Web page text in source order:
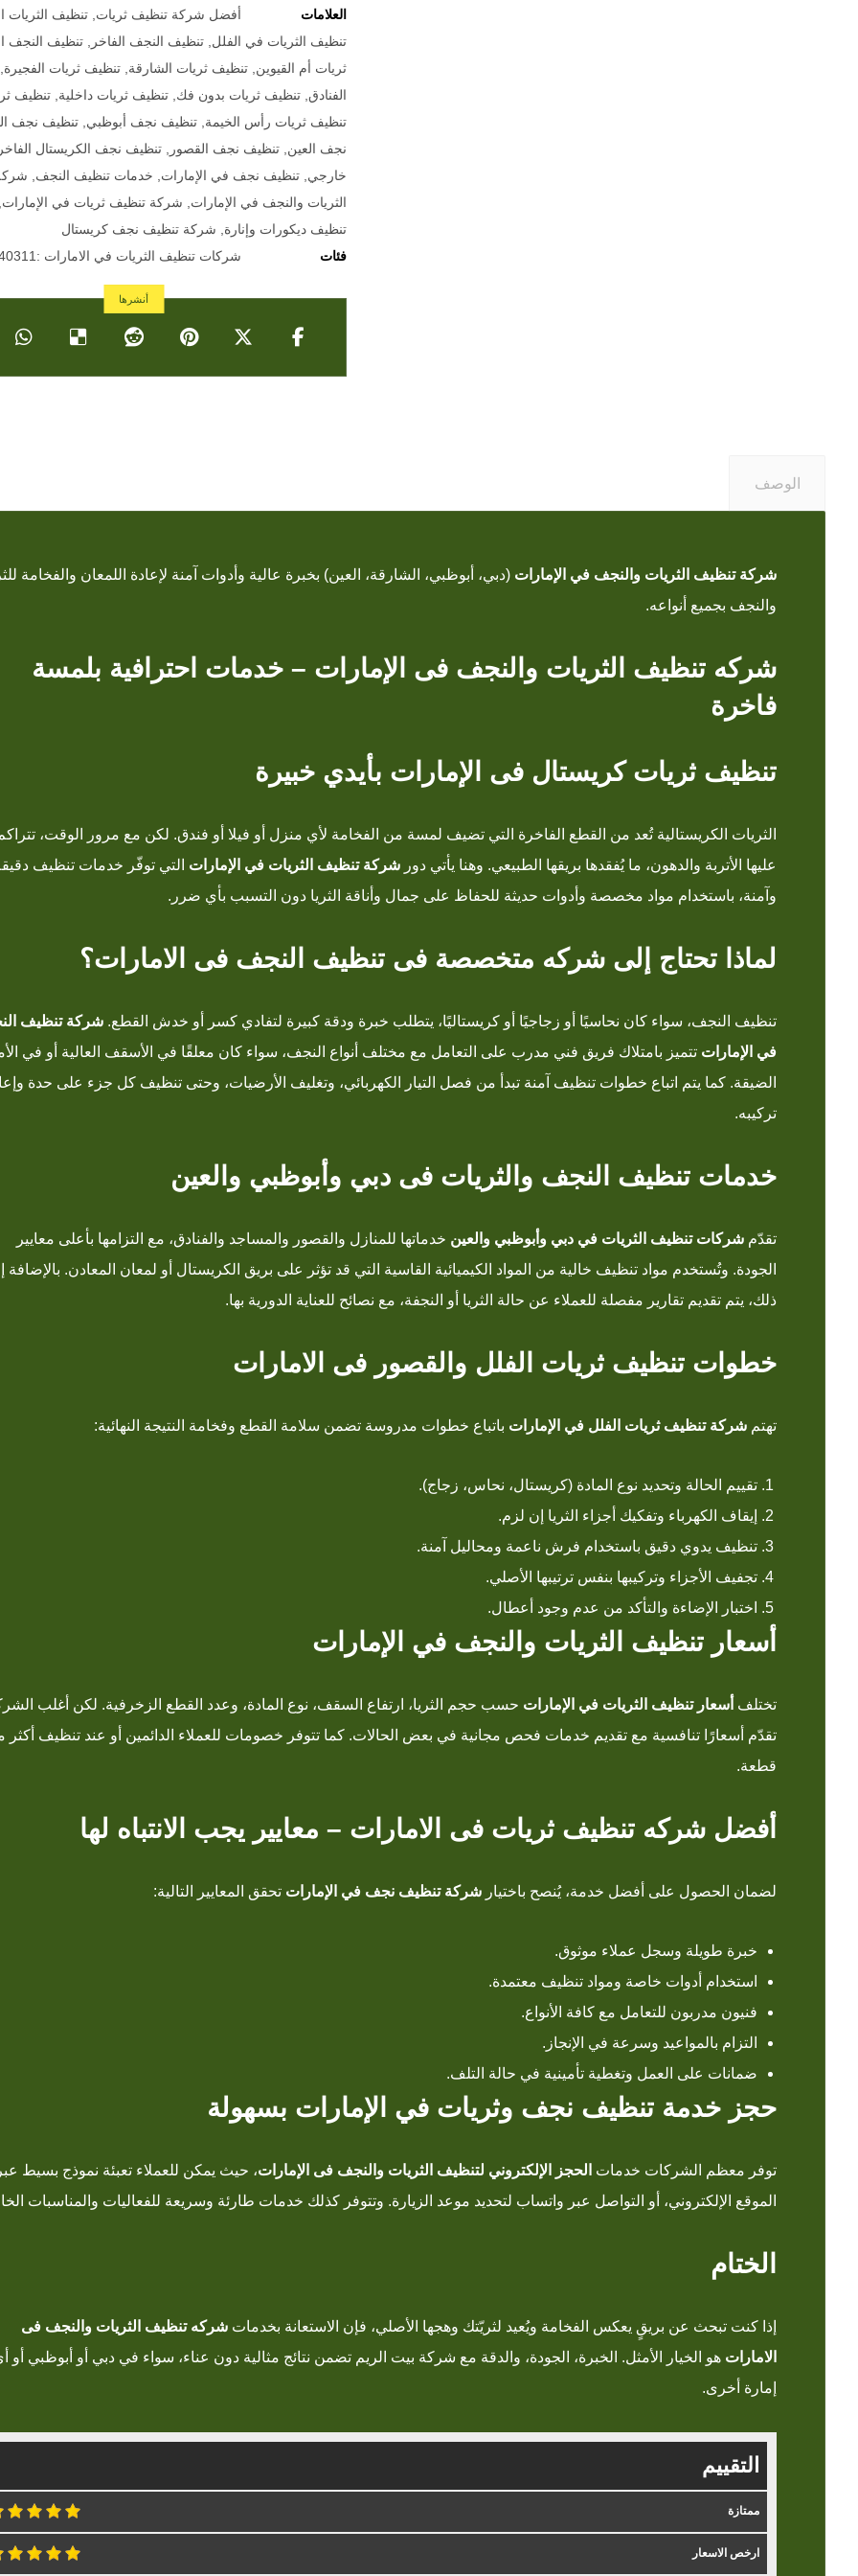
العلامات أفضل شركة تنظيف ثريات ,تنظيف الثريات
تنظيف الثريات في الفلل ,تنظيف النجف الفاخر ,تنظيف النجف
ثريات أم القيوين ,تنظيف ثريات الشارقة ,تنظيف ثريات الفجيرة
الفنادق ,تنظيف ثريات بدون فك ,تنظيف ثريات داخلية ,تنظيف
تنظيف ثريات رأس الخيمة ,تنظيف نجف أبوظبي ,تنظيف نجف
نجف العين ,تنظيف نجف القصور ,تنظيف نجف الكريستال
خارجي ,تنظيف نجف في الإمارات خدمات تنظيف النجف
الثريات والنجف في الإمارات
شركة تنظيف ثريات في الإمارات
تنظيف ديكورات وإنارة
شركة تنظيف نجف كريستال
فئات
شركات تنظيف الثريات في الامارات :0501640311
الوصف
شركة تنظيف الثريات والنجف في الإمارات (دبي، أبوظبي، الشارقة، العين) بخبرة عالية وأدوات آمنة لإعادة اللمعان والفخامة
والنجف بجميع أنواعه.
شركه تنظيف الثريات والنجف فى الإمارات – خدمات احترافية بلمسة
فاخرة
تنظيف ثريات كريستال فى الإمارات بأيدي خبيرة
الثريات الكريستالية تُعد من القطع الفاخرة التي تضيف لمسة من الفخامة لأي منزل أو فيلا أو فندق. لكن مع مرور الوقت،
عليها الأتربة والدهون، ما يُفقدها بريقها الطبيعي. وهنا يأتي دور شركة تنظيف الثريات في الإمارات التي توفّر خدمات تنظيف
وآمنة، باستخدام مواد مخصصة وأدوات حديثة للحفاظ على جمال وأناقة الثريا دون التسبب بأي ضرر.
لماذا تحتاج إلى شركه متخصصة فى تنظيف النجف فى الامارات؟
تنظيف النجف، سواء كان نحاسيًا أو زجاجيًا أو كريستاليًا، يتطلب خبرة ودقة كبيرة لتفادي كسر أو خدش القطع. شركة تنظيف
في الإمارات تتميز بامتلاك فريق فني مدرب على التعامل مع مختلف أنواع النجف، سواء كان معلقًا في الأسقف العالية أو في
الضيقة. كما يتم اتباع خطوات تنظيف آمنة تبدأ من فصل التيار الكهربائي، وتغليف الأرضيات، وحتى تنظيف كل جزء على حدة
تركيبه.
خدمات تنظيف النجف والثريات فى دبي وأبوظبي والعين
تقدّم شركات تنظيف الثريات في دبي وأبوظبي والعين خدماتها للمنازل والقصور والمساجد والفنادق، مع التزامها بأعلى معايير
الجودة. وتُستخدم مواد تنظيف خالية من المواد الكيميائية القاسية التي قد تؤثر على بريق الكريستال أو لمعان المعادن. بالإضافة
ذلك، يتم تقديم تقارير مفصلة للعملاء عن حالة الثريا أو النجفة، مع نصائح للعناية الدورية بها.
خطوات تنظيف ثريات الفلل والقصور فى الامارات
تهتم شركة تنظيف ثريات الفلل في الإمارات باتباع خطوات مدروسة تضمن سلامة القطع وفخامة النتيجة النهائية:
تقييم الحالة وتحديد نوع المادة (كريستال، نحاس، زجاج).
إيقاف الكهرباء وتفكيك أجزاء الثريا إن لزم.
تنظيف يدوي دقيق باستخدام فرش ناعمة ومحاليل آمنة.
تجفيف الأجزاء وتركيبها بنفس ترتيبها الأصلي.
اختبار الإضاءة والتأكد من عدم وجود أعطال.
أسعار تنظيف الثريات والنجف في الإمارات
تختلف أسعار تنظيف الثريات في الإمارات حسب حجم الثريا، ارتفاع السقف، نوع المادة، وعدد القطع الزخرفية. لكن أغلب
تقدّم أسعارًا تنافسية مع تقديم خدمات فحص مجانية في بعض الحالات. كما تتوفر خصومات للعملاء الدائمين أو عند تنظيف أكثر
قطعة.
أفضل شركه تنظيف ثريات فى الامارات – معايير يجب الانتباه لها
لضمان الحصول على أفضل خدمة، يُنصح باختيار شركة تنظيف نجف في الإمارات تحقق المعايير التالية:
خبرة طويلة وسجل عملاء موثوق.
استخدام أدوات خاصة ومواد تنظيف معتمدة.
فنيون مدربون للتعامل مع كافة الأنواع.
التزام بالمواعيد وسرعة في الإنجاز.
ضمانات على العمل وتغطية تأمينية في حالة التلف.
حجز خدمة تنظيف نجف وثريات في الإمارات بسهولة
توفر معظم الشركات خدمات الحجز الإلكتروني لتنظيف الثريات والنجف فى الإمارات، حيث يمكن للعملاء تعبئة نموذج بسيط
الموقع الإلكتروني، أو التواصل عبر واتساب لتحديد موعد الزيارة. وتتوفر كذلك خدمات طارئة وسريعة للفعاليات والمناسبات
الختام
إذا كنت تبحث عن بريقٍ يعكس الفخامة ويُعيد لثريّتك وهجها الأصلي، فإن الاستعانة بخدمات شركه تنظيف الثريات والنجف فى
الامارات هو الخيار الأمثل. الخبرة، الجودة، والدقة مع شركة بيت الريم تضمن نتائج مثالية دون عناء، سواء في دبي أو أبوظبي أو
إمارة أخرى.
التقييم
ممتازة
ارخص الاسعار